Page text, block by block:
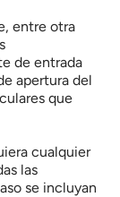
entre otra
de entrada
apertura del
que
cualquier
las
se incluyan